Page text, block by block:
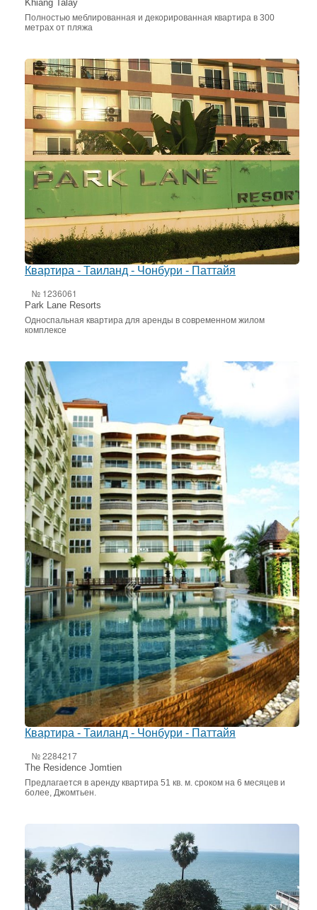
Khiang Talay
Полностью меблированная и декорированная квартира в 300
метрах от пляжа
Квартира - Таиланд - Чонбури - Паттайя
№ 1236061
Park Lane Resorts
Односпальная квартира для аренды в современном жилом
комплексе
Квартира - Таиланд - Чонбури - Паттайя
№ 2284217
The Residence Jomtien
Предлагается в аренду квартира 51 кв. м. сроком на 6 месяцев и
более, Джомтьен.